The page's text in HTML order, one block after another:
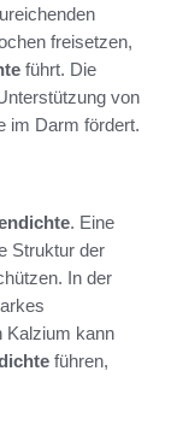
freisetzen,
führt. Die
von
im Darm fördert.
. Eine
Struktur der
In der
Kalzium kann
führen,